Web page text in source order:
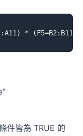
件皆為 TRUE 的